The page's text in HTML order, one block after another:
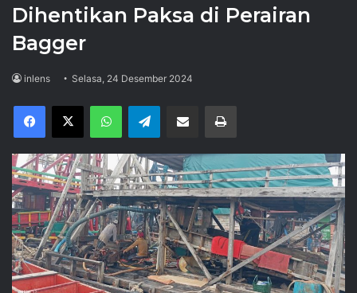
Dihentikan Paksa di Perairan
Bagger
inlens Selasa, 24 Desember 2024
Facebook
X WhatsAppTelegram Share via Email Print